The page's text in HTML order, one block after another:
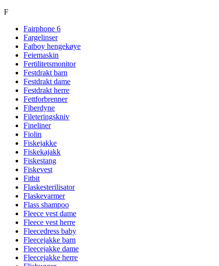
F
Fairphone 6
Fargelinser
Fatboy hengekøye
Feiemaskin
Fertilitetsmonitor
Festdrakt barn
Festdrakt dame
Festdrakt herre
Fettforbrenner
Fiberdyne
Fileteringskniv
Fineliner
Fiolin
Fiskejakke
Fiskekajakk
Fiskestang
Fiskevest
Fitbit
Flaskesterilisator
Flaskevarmer
Flass shampoo
Fleece vest dame
Fleece vest herre
Fleecedress baby
Fleecejakke barn
Fleecejakke dame
Fleecejakke herre